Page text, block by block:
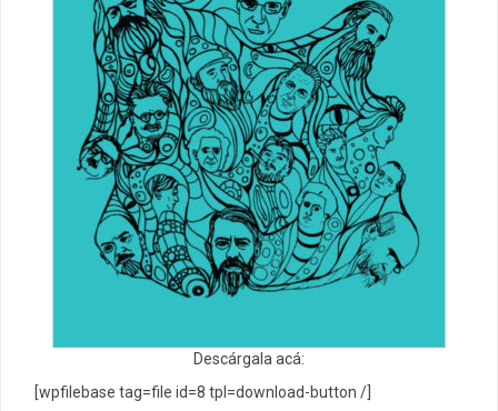
Descárgala acá:
[wpfilebase tag=file id=8 tpl=download-button /]